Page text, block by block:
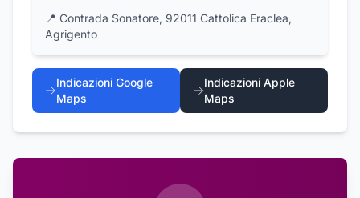
📍 Contrada Sonatore, 92011 Cattolica Eraclea,
Agrigento
Indicazioni Google
Maps
Indicazioni Apple
Maps